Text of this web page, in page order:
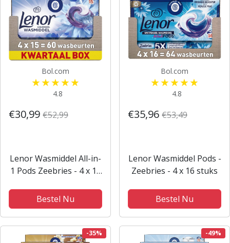
Bol.com
4.8
€30,99 €52,99
Lenor Wasmiddel All-in-
1 Pods Zeebries - 4 x 15
Bestel Nu
Bol.com
4.8
€35,96 €53,49
Lenor Wasmiddel Pods -
Zeebries - 4 x 16 stuks
Bestel Nu
-35% -49%